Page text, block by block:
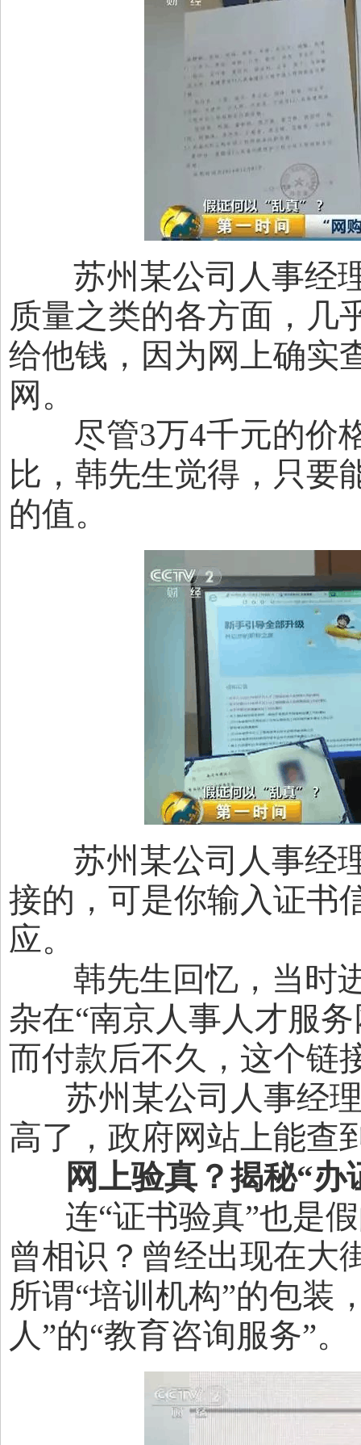
苏州某公司人事经理
质量之类的各方面，几
给他钱，因为网上确实
网。
尽管3万4千元的价
比，韩先生觉得，只要
的值。
苏州某公司人事经理
接的，可是你输入证书
应。
韩先生回忆，当时进
杂在“南京人事人才服
而付款后不久，这个链
苏州某公司人事经理
高了，政府网站上能查
网上验真？揭秘“办
连“证书验真”也是假
曾相识？曾经出现在大
所谓“培训机构”的包装
人”的“教育咨询服务”。